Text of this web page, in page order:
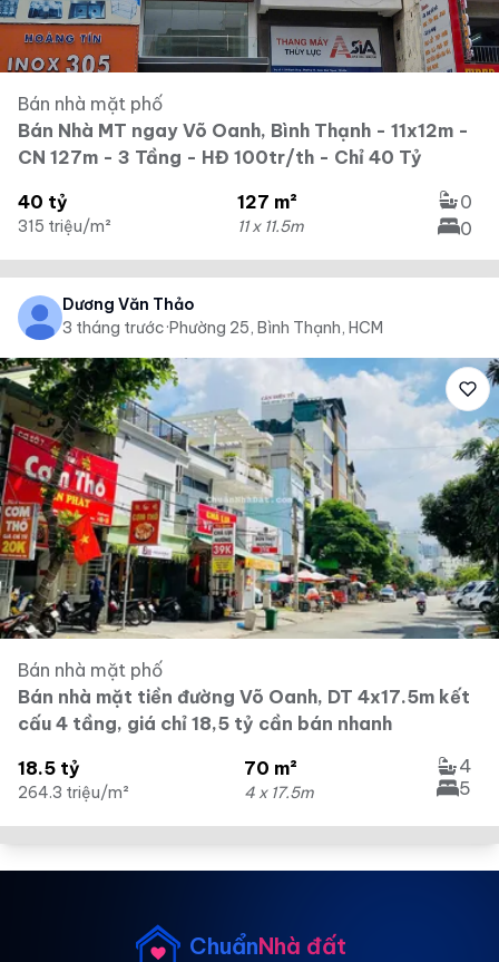
Bán nhà mặt phố
Bán Nhà MT ngay Võ Oanh, Bình Thạnh - 11x12m -
CN 127m - 3 Tầng - HĐ 100tr/th - Chỉ 40 Tỷ
40 tỷ
315 triệu/m²
127 m²
11 x 11.5m
0
0
Dương Văn Thảo
3 tháng trước·Phường 25, Bình Thạnh, HCM
Bán nhà mặt phố
Bán nhà mặt tiền đường Võ Oanh, DT 4x17.5m kết
cấu 4 tầng, giá chỉ 18,5 tỷ cần bán nhanh
18.5 tỷ
264.3 triệu/m²
70 m²
4 x 17.5m
4
5
ChuẩnNhà đất